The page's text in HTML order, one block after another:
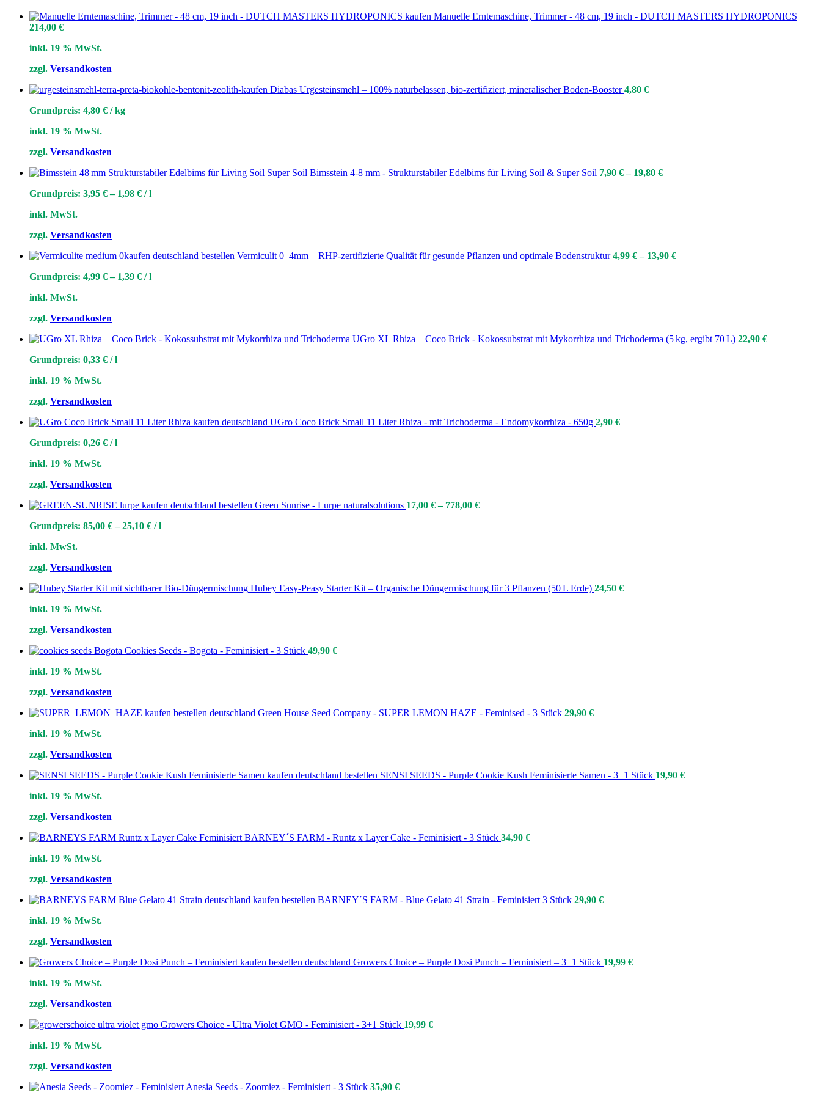
Manuelle Erntemaschine, Trimmer - 48 cm, 19 inch - DUTCH MASTERS HYDROPONICS
214,00 €
inkl. 19 % MwSt.
zzgl. Versandkosten
Diabas Urgesteinsmehl – 100% naturbelassen, bio-zertifiziert, mineralischer Boden-Booster4,80 €
Grundpreis: 4,80 € /kg
inkl. 19 % MwSt.
zzgl. Versandkosten
Bimsstein 4-8 mm - Strukturstabiler Edelbims für Living Soil & Super Soil 7,90 €– 19,80 €
Grundpreis: 3,95 €– 1,98 € /l
inkl. MwSt.
zzgl. Versandkosten
Vermiculit 0–4mm – RHP-zertifizierte Qualität für gesunde Pflanzen und optimale Bodenstruktur4,99 €– 13,90 €
Grundpreis: 4,99 €– 1,39 € /l
inkl. MwSt.
zzgl. Versandkosten
UGro XL Rhiza – Coco Brick - Kokossubstrat mit Mykorrhiza und Trichoderma (5 kg, ergibt 70 L) 22,90 €
Grundpreis: 0,33 € /l
inkl. 19 % MwSt.
zzgl. Versandkosten
UGro Coco Brick Small 11 Liter Rhiza - mit Trichoderma - Endomykorrhiza - 650g 2,90 €
Grundpreis: 0,26 € /l
inkl. 19 % MwSt.
zzgl. Versandkosten
Green Sunrise - Lurpe naturalsolutions 17,00 €– 778,00 €
Grundpreis: 85,00 €–25,10 € /l
inkl. MwSt.
zzgl. Versandkosten
Hubey Easy‑Peasy Starter Kit – Organische Düngermischung für 3 Pflanzen (50 L Erde) 24,50 €
inkl. 19 % MwSt.
zzgl. Versandkosten
Cookies Seeds - Bogota - Feminisiert - 3 Stück 49,90 €
inkl. 19 % MwSt.
zzgl. Versandkosten
Green House Seed Company - SUPER LEMON HAZE - Feminised - 3 Stück 29,90 €
inkl. 19 % MwSt.
zzgl. Versandkosten
SENSI SEEDS - Purple Cookie Kush Feminisierte Samen - 3+1 Stück 19,90 €
inkl. 19 % MwSt.
zzgl. Versandkosten
BARNEY´S FARM - Runtz x Layer Cake - Feminisiert - 3 Stück 34,90 €
inkl. 19 % MwSt.
zzgl. Versandkosten
BARNEY´S FARM - Blue Gelato 41 Strain - Feminisiert 3 Stück 29,90 €
inkl. 19 % MwSt.
zzgl. Versandkosten
Growers Choice – Purple Dosi Punch – Feminisiert – 3+1 Stück 19,99 €
inkl. 19 % MwSt.
zzgl. Versandkosten
Growers Choice - Ultra Violet GMO - Feminisiert - 3+1 Stück 19,99 €
inkl. 19 % MwSt.
zzgl. Versandkosten
Anesia Seeds - Zoomiez - Feminisiert - 3 Stück 35,90 €